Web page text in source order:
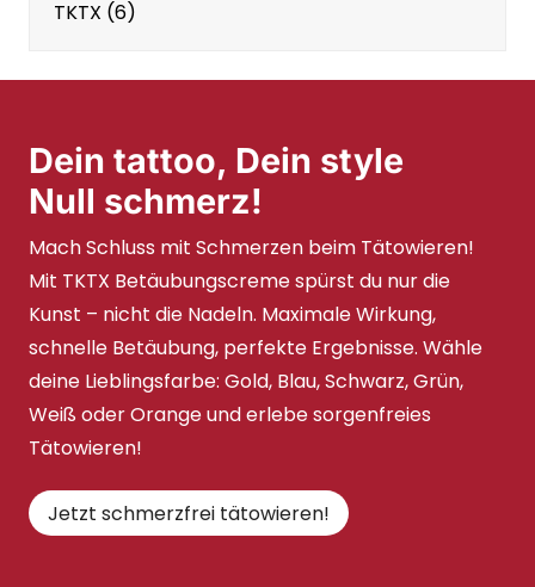
TKTX (6)
Dein tattoo, Dein style
Null schmerz!
Mach Schluss mit Schmerzen beim Tätowieren!
Mit TKTX Betäubungscreme spürst du nur die
Kunst – nicht die Nadeln. Maximale Wirkung,
schnelle Betäubung, perfekte Ergebnisse. Wähle
deine Lieblingsfarbe: Gold, Blau, Schwarz, Grün,
Weiß oder Orange und erlebe sorgenfreies
Tätowieren!
Jetzt schmerzfrei tätowieren!